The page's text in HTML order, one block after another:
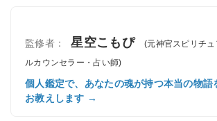
監修者： 星空こもぴ
(元神官スピリチュ
ルカウンセラー・占い師)
個人鑑定で、あなたの魂が持つ本当の物語
お教えします →